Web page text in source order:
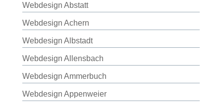
Webdesign Abstatt
Webdesign Achern
Webdesign Albstadt
Webdesign Allensbach
Webdesign Ammerbuch
Webdesign Appenweier